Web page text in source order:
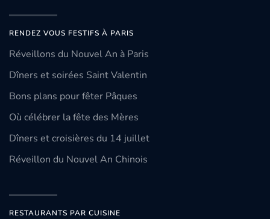
RENDEZ VOUS FESTIFS À PARIS
Réveillons du Nouvel An à Paris
Dîners et soirées Saint Valentin
Bons plans pour fêter Pâques
Où célébrer la fête des Mères
Dîners et croisières du 14 juillet
Réveillon du Nouvel An Chinois
RESTAURANTS PAR CUISINE